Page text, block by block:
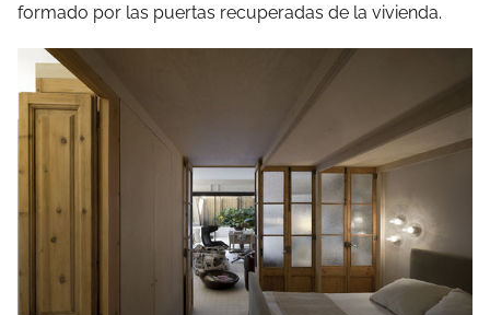
formado por las puertas recuperadas de la vivienda.